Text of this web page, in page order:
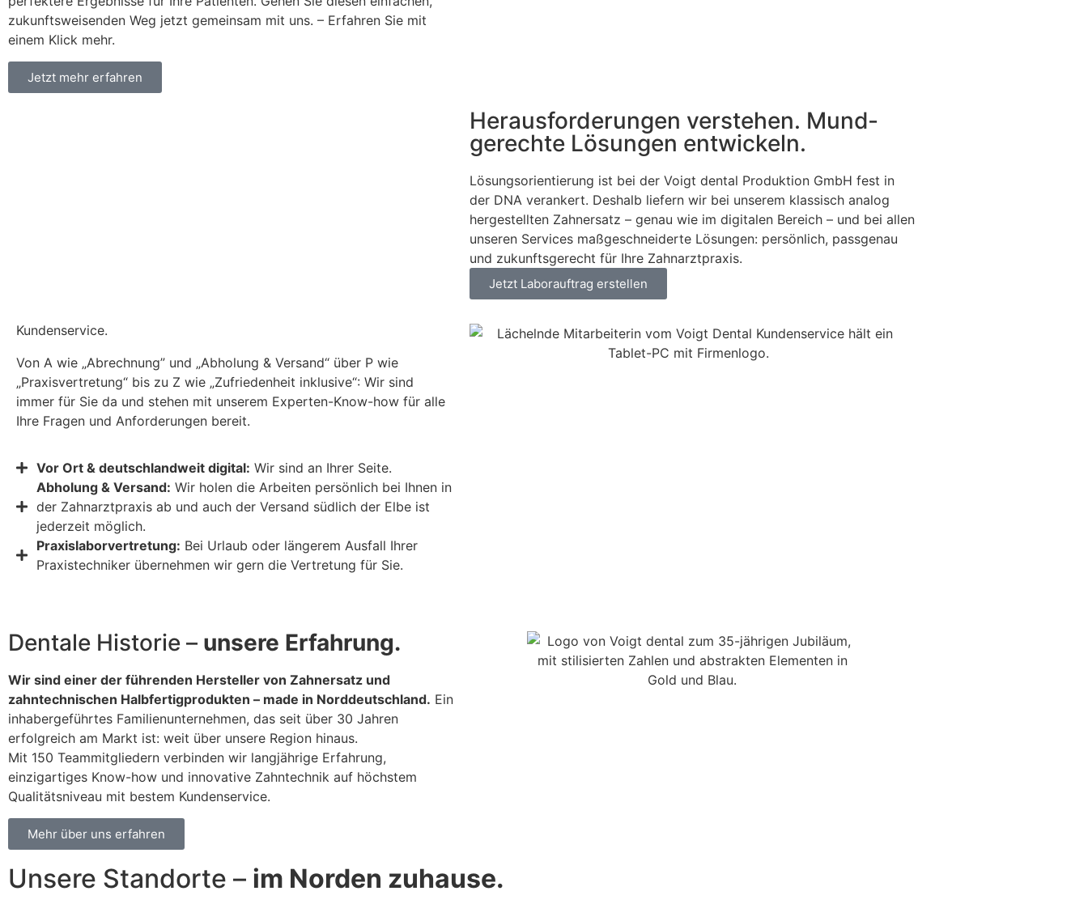
zukunftsweisenden Weg jetzt gemeinsam mit uns. – Erfahren Sie mit
einem Klick mehr.
Jetzt mehr erfahren
Heraus­forderungen verstehen. Mund­
gerechte Lösungen entwickeln.
Lösungsorientierung ist bei der Voigt dental Produktion GmbH fest in
der DNA verankert. Deshalb liefern wir bei unserem klassisch analog
hergestellten Zahnersatz – genau wie im digitalen Bereich – und bei allen
unseren Services maßgeschneiderte Lösungen: persönlich, passgenau
und zukunftsgerecht für Ihre Zahnarztpraxis.
Jetzt Laborauftrag erstellen
Kunden­service.
Von A wie „Abrechnung” und „Abholung & Versand“ über P wie
„Praxisvertretung“ bis zu Z wie „Zufriedenheit inklusive“: Wir sind
immer für Sie da und stehen mit unserem Experten-Know-how für alle
Ihre Fragen und Anforderungen bereit.
Vor Ort & deutschlandweit digital: Wir sind an Ihrer Seite.
Abholung & Versand: Wir holen die Arbeiten persönlich bei Ihnen in
der Zahnarztpraxis ab und auch der Versand südlich der Elbe ist
jederzeit möglich.
Praxislaborvertretung: Bei Urlaub oder längerem Ausfall Ihrer
Praxistechniker übernehmen wir gern die Vertretung für Sie.
Dentale Historie – unsere Erfahrung.
Wir sind einer der führenden Hersteller von Zahnersatz und
zahntechnischen Halbfertigprodukten – made in Norddeutschland. Ein
inhabergeführtes Familienunternehmen, das seit über 30 Jahren
erfolgreich am Markt ist: weit über unsere Region hinaus.
Mit 150 Teammitgliedern verbinden wir langjährige Erfahrung,
einzigartiges Know-how und innovative Zahntechnik auf höchstem
Qualitätsniveau mit bestem Kundenservice.
Mehr über uns erfahren
Unsere Standorte – im Norden zuhause.